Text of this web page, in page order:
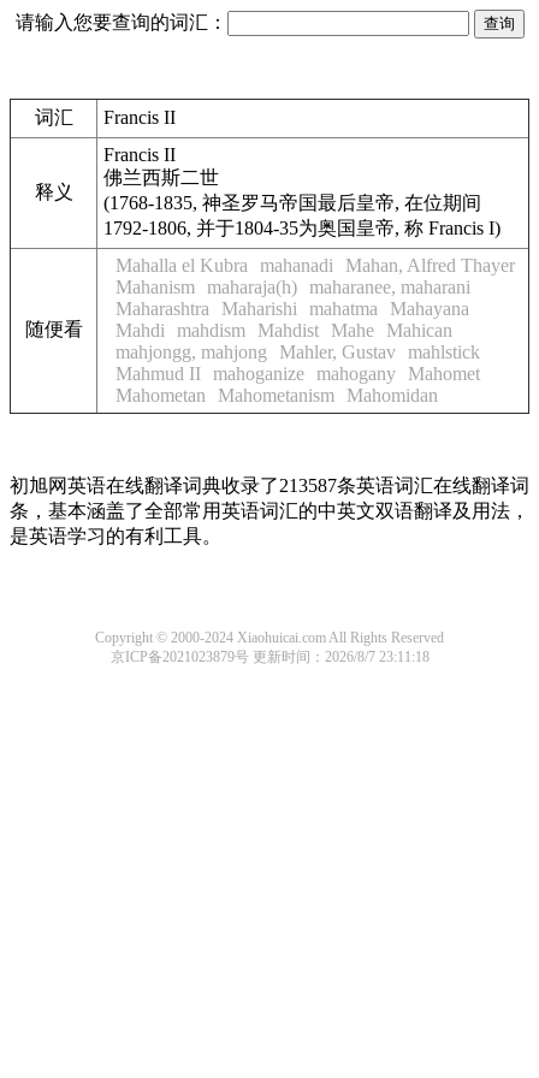
请输入您要查询的词汇：
词汇 Francis II
释义
Francis II
佛兰西斯二世
(1768-1835, 神圣罗马帝国最后皇帝, 在位期间
1792-1806, 并于1804-35为奥国皇帝, 称 Francis I)
随便看
Mahalla el Kubra mahanadi
Mahan, Alfred Thayer
Mahanism
maharaja(h) maharanee, maharani
Maharashtra
Maharishi mahatma
Mahayana
Mahdi
mahdism Mahdist Mahe
Mahican
mahjongg, mahjong
Mahler, Gustav mahlstick
Mahmud II mahoganize mahogany
Mahomet
Mahometan
Mahometanism Mahomidan
初旭网英语在线翻译词典收录了213587条英语词汇在线翻译词
条，基本涵盖了全部常用英语词汇的中英文双语翻译及用法，
是英语学习的有利工具。
Copyright © 2000-2024 Xiaohuicai.com All Rights Reserved
京ICP备2021023879号更新时间：2026/8/7 23:11:18